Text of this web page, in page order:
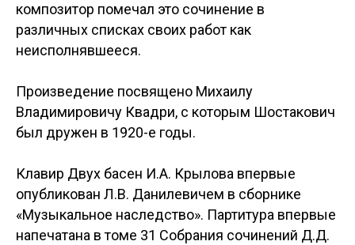
композитор помечал это сочинение в
различных списках своих работ как
неисполнявшееся.
Произведение посвящено Михаилу
Владимировичу Квадри, с которым Шостакович
был дружен в 1920-е годы.
Клавир Двух басен И.А. Крылова впервые
опубликован Л.В. Данилевичем в сборнике
«Музыкальное наследство». Партитура впервые
напечатана в томе 31 Собрания сочинений Д.Д.